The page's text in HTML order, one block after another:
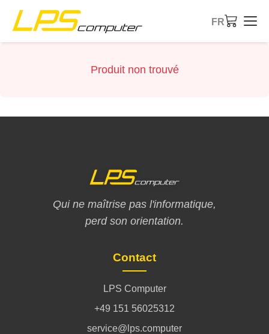
FR
Produit non trouvé
Qui ne maîtrise pas l'informatique,
perd son orientation.
Contact
LPS Computer
+49 151 56025312
service@lps.computer